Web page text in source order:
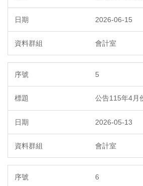
2026-06-15
會計室
5
公告115年4月
2026-05-13
會計室
6